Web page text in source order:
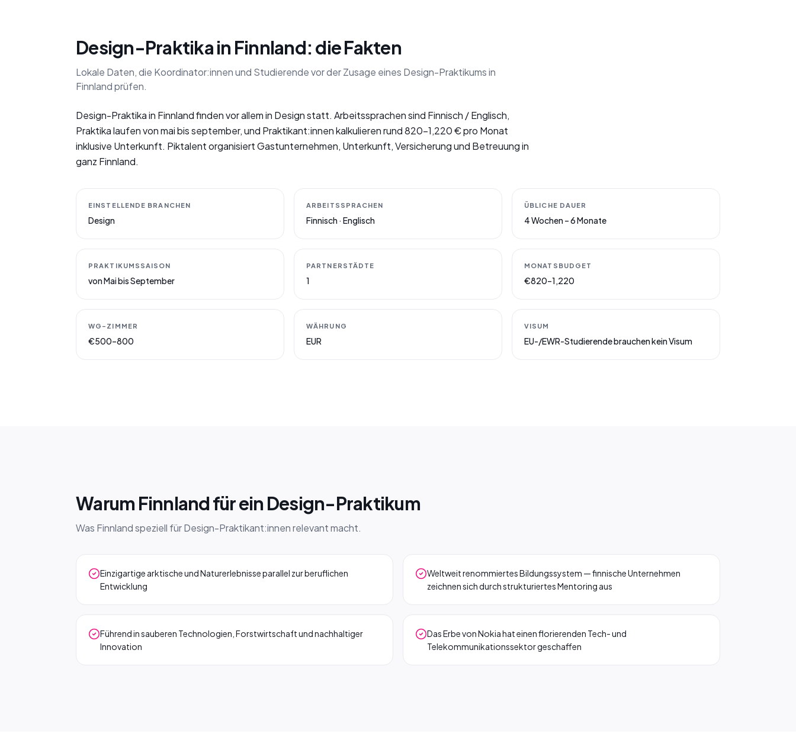
Design-Praktika in Finnland: die Fakten
Lokale Daten, die Koordinator:innen und Studierende vor der Zusage eines Design-Praktikums in
Finnland prüfen.
Design-Praktika in Finnland finden vor allem in Design statt. Arbeitssprachen sind Finnisch / Englisch,
Praktika laufen von mai bis september, und Praktikant:innen kalkulieren rund 820–1,220 € pro Monat
inklusive Unterkunft. Piktalent organisiert Gastunternehmen, Unterkunft, Versicherung und Betreuung in
ganz Finnland.
EINSTELLENDE BRANCHEN
Design
ARBEITSSPRACHEN
Finnisch · Englisch
ÜBLICHE DAUER
4 Wochen – 6 Monate
PRAKTIKUMSSAISON
von Mai bis September
PARTNERSTÄDTE
1
MONATSBUDGET
€820–1,220
WG-ZIMMER
€500–800
WÄHRUNG
EUR
VISUM
EU-/EWR-Studierende brauchen kein Visum
Warum Finnland für ein Design-Praktikum
Was Finnland speziell für Design-Praktikant:innen relevant macht.
Einzigartige arktische und Naturerlebnisse parallel zur beruflichen
Entwicklung
Weltweit renommiertes Bildungssystem — finnische Unternehmen
zeichnen sich durch strukturiertes Mentoring aus
Führend in sauberen Technologien, Forstwirtschaft und nachhaltiger
Innovation
Das Erbe von Nokia hat einen florierenden Tech- und
Telekommunikationssektor geschaffen